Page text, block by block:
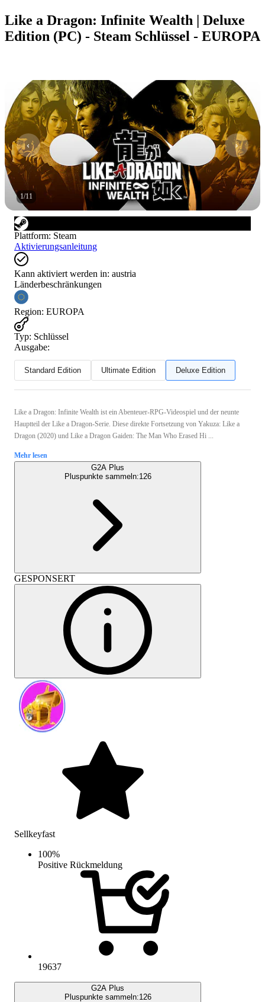
Like a Dragon: Infinite Wealth | Deluxe
Edition (PC) - Steam Schlüssel - EUROPA
1/11
Plattform: Steam
Aktivierungsanleitung
Kann aktiviert werden in: austria
Länderbeschränkungen
Region: EUROPA
Typ: Schlüssel
Ausgabe:
Standard Edition Ultimate Edition Deluxe Edition
Like a Dragon: Infinite Wealth ist ein Abenteuer-RPG-Videospiel und der neunte
Hauptteil der Like a Dragon-Serie. Diese direkte Fortsetzung von Yakuza: Like a
Dragon (2020) und Like a Dragon Gaiden: The Man Who Erased Hi ...
Mehr lesen
G2A Plus
Pluspunkte sammeln:126
GESPONSERT
Sellkeyfast
100%
Positive Rückmeldung
19637
G2A Plus
Pluspunkte sammeln:126